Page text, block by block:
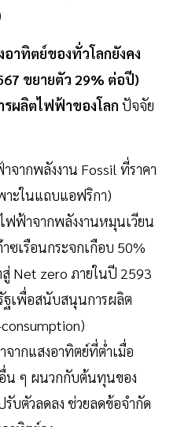
าทิตย์ของทั่วโลกยังคง
ขยายตัว 29% ต่อปี)
ผลิตไฟฟ้าของโลก ปัจจัย
จากพลังงาน Fossil ที่ราคา
าะในแถบแอฟริกา)
ฟฟ้าจากพลังงานหมุนเวียน
ซเรือนกระจกเกือบ 50%
Net zero ภายในปี 2593
ฐเพื่อสนับสนุนการผลิต
ากแสงอาทิตย์ที่ต่ำเมื่อ
น ๆ ผนวกกับต้นทุนของ
บตัวลดลง ช่วยลดข้อจำกัด